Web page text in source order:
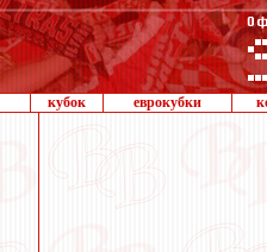
кубок еврокубки